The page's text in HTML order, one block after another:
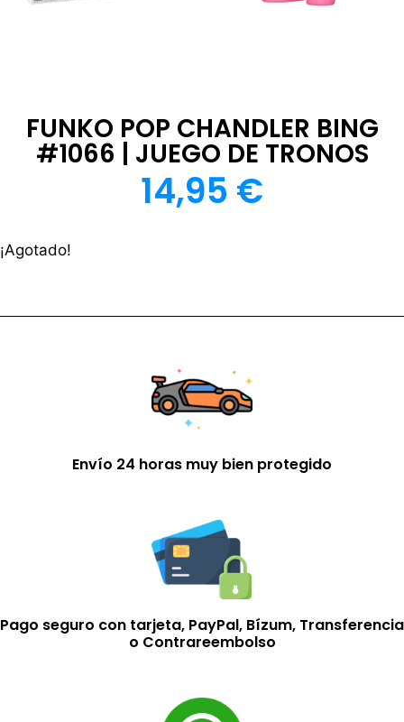
FUNKO POP CHANDLER BING
#1066 | JUEGO DE TRONOS
14,95 €
¡Agotado!
Envío 24 horas muy bien protegido
Pago seguro con tarjeta, PayPal, Bízum, Transferencia
o Contrareembolso